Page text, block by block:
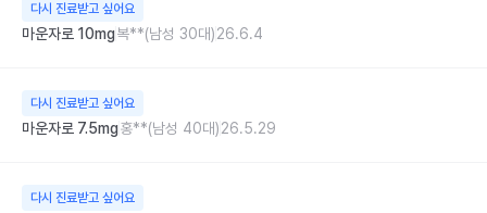
다시 진료받고 싶어요
마운자로 10mg복**(남성 30대)26.6.4
다시 진료받고 싶어요
마운자로 7.5mg홍**(남성 40대)26.5.29
다시 진료받고 싶어요